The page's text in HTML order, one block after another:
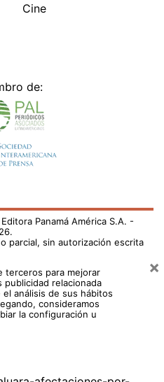
Cine
de:
Panamá América S.A. -
parcial, sin autorización escrita
terceros para mejorar
relacionada
análisis de sus hábitos
consideramos
la configuración u
×